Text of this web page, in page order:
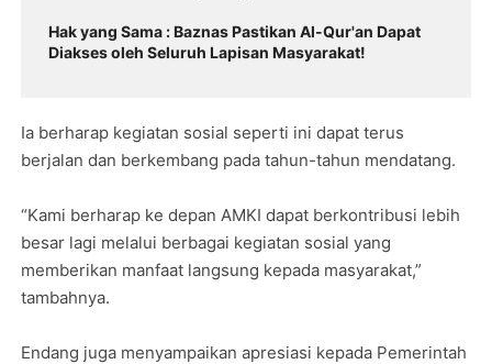
Hak yang Sama : Baznas Pastikan Al-Qur'an Dapat
Diakses oleh Seluruh Lapisan Masyarakat!
Ia berharap kegiatan sosial seperti ini dapat terus
berjalan dan berkembang pada tahun-tahun mendatang.
“Kami berharap ke depan AMKI dapat berkontribusi lebih
besar lagi melalui berbagai kegiatan sosial yang
memberikan manfaat langsung kepada masyarakat,”
tambahnya.
Endang juga menyampaikan apresiasi kepada Pemerintah